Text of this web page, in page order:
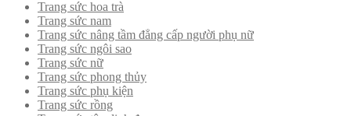
Trang sức hoa trà
Trang sức nam
Trang sức nâng tầm đẳng cấp người phụ nữ
Trang sức ngôi sao
Trang sức nữ
Trang sức phong thủy
Trang sức phụ kiện
Trang sức rồng